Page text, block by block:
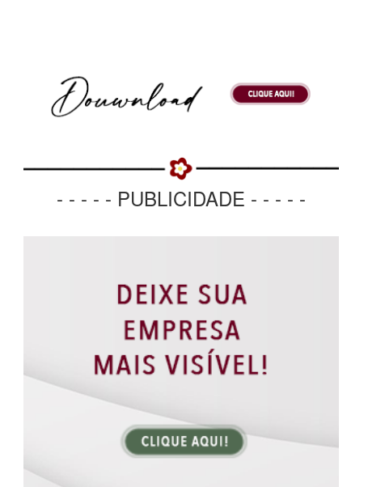
- - - - - PUBLICIDADE - - - - -